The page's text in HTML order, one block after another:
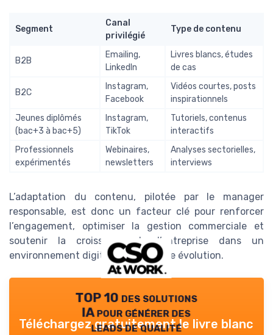
Segment
Canal
privilégié
Type de contenu
B2B
Emailing,
LinkedIn
Livres blancs, études
de cas
B2C
Instagram,
Facebook
Vidéos courtes, posts
inspirationnels
Jeunes diplômés
(bac+3 à bac+5)
Instagram,
TikTok
Tutoriels, contenus
interactifs
Professionnels
expérimentés
Webinaires,
newsletters
Analyses sectorielles,
interviews
L’adaptation du contenu, pilotée par le manager
responsable, est donc un facteur clé pour renforcer
l’engagement, optimiser la gestion commerciale et
soutenir la croissance de l’entreprise dans un
environnement digital en constante évolution.
TOP 10 des solutions
IA pour générer des
leads de qualité
Téléchargez gratuitement le livre blanc